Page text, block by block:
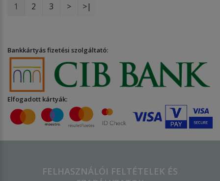
1 2 3 > >|
Bankkártyás fizetési szolgáltató:
Elfogadott kártyák:
FELHASZNÁLÓI FELTÉTELEK ÉS